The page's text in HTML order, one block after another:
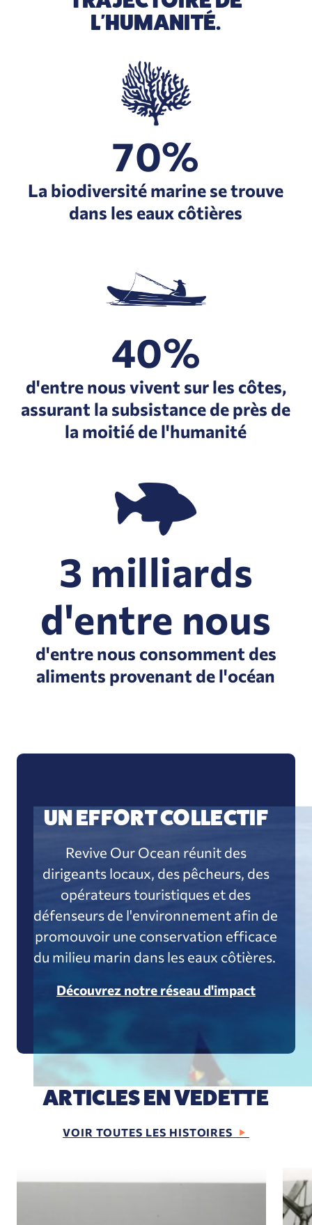
L'HUMANITÉ.
70%
La biodiversité marine se trouve
dans les eaux côtières
40%
d'entre nous vivent sur les côtes,
assurant la subsistance de près de
la moitié de l'humanité
3 milliards
d'entre nous
d'entre nous consomment des
aliments provenant de l'océan
UN EFFORT COLLECTIF
Revive Our Ocean réunit des
dirigeants locaux, des pêcheurs, des
opérateurs touristiques et des
défenseurs de l'environnement afin de
promouvoir une conservation efficace
du milieu marin dans les eaux côtières.
Découvrez notre réseau d'impact
ARTICLES EN VEDETTE
VOIR TOUTES LES HISTOIRES
Qu'est-ce que le syndrome de la base de